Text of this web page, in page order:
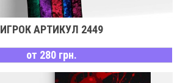
ИГРОК АРТИКУЛ 2449
от 280 грн.